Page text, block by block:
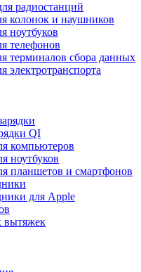
радиостанций
колонок и наушников
ноутбуков
телефонов
терминалов сбора данных
электротранспорта
QI
компьютеров
ноутбуков
планшетов и смартфонов
для Apple
вытяжек